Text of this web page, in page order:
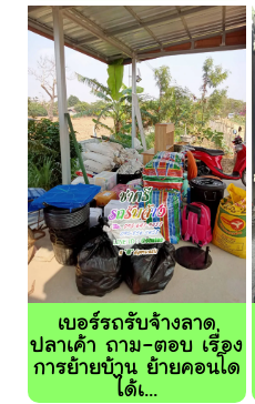
เบอร์รถรับจ้างลาด
ปลาเค้า ถาม-ตอบ เรื่อง
การย้ายบ้าน ย้ายคอนโด
ได้เ...